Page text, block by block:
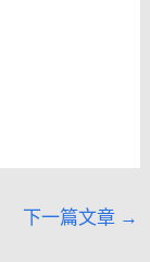
下一篇文章 →